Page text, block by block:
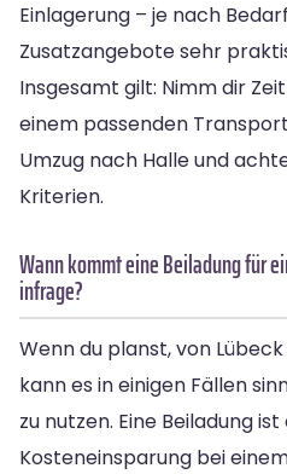
Einlagerung – je nach
Zusatzangebote sehr
Insgesamt gilt: Nimm dir
einem passenden
Umzug nach Halle und
Kriterien.
Wann kommt eine Beiladung für
infrage?
Wenn du planst, von
kann es in einigen Fällen
zu nutzen. Eine Beiladung
Kosteneinsparung bei